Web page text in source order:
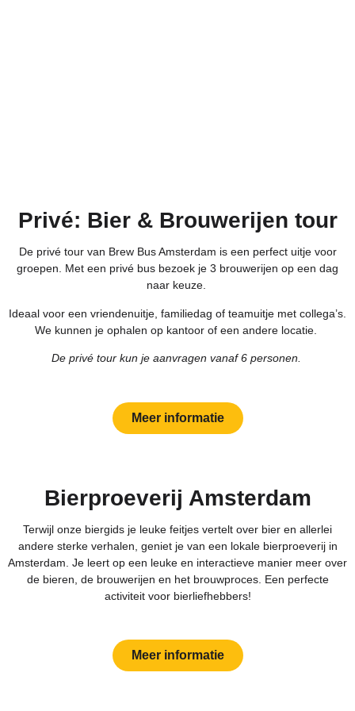
Privé: Bier & Brouwerijen tour
De privé tour van Brew Bus Amsterdam is een perfect uitje voor
groepen. Met een privé bus bezoek je 3 brouwerijen op een dag
naar keuze.
Ideaal voor een vriendenuitje, familiedag of teamuitje met collega’s.
We kunnen je ophalen op kantoor of een andere locatie.
De privé tour kun je aanvragen vanaf 6 personen.
Meer informatie
Bierproeverij Amsterdam
Terwijl onze biergids je leuke feitjes vertelt over bier en allerlei
andere sterke verhalen, geniet je van een lokale bierproeverij in
Amsterdam. Je leert op een leuke en interactieve manier meer over
de bieren, de brouwerijen en het brouwproces. Een perfecte
activiteit voor bierliefhebbers!
Meer informatie